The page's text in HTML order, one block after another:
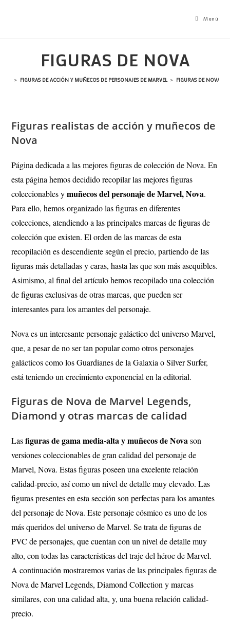
Menú
FIGURAS DE NOVA
> FIGURAS DE ACCIÓN Y MUÑECOS DE PERSONAJES DE MARVEL > FIGURAS DE NOVA
Figuras realistas de acción y muñecos de
Nova
Página dedicada a las mejores figuras de colección de Nova. En
esta página hemos decidido recopilar las mejores figuras
coleccionables ymuñecos del personaje de Marvel, Nova.
Para ello, hemos organizado las figuras en diferentes
colecciones, atendiendo a las principales marcas de figuras de
colección que existen. El orden de las marcas de esta
recopilación es descendiente según el precio, partiendo de las
figuras más detalladas y caras, hasta las que son más asequibles.
Asimismo, al final del artículo hemos recopilado una colección
de figuras exclusivas de otras marcas, que pueden ser
interesantes para los amantes del personaje.
Nova es un interesante personaje galáctico del universo Marvel,
que, a pesar de no ser tan popular como otros personajes
galácticos como los Guardianes de la Galaxia o Silver Surfer,
está teniendo un crecimiento exponencial en la editorial.
Figuras de Nova de Marvel Legends,
Diamond y otras marcas de calidad
Lasfiguras de gama media-alta y muñecos de Novason
versiones coleccionables de gran calidad del personaje de
Marvel, Nova. Estas figuras poseen una excelente relación
calidad-precio, así como un nivel de detalle muy elevado. Las
figuras presentes en esta sección son perfectas para los amantes
del personaje de Nova. Este personaje cósmico es uno de los
más queridos del universo de Marvel. Se trata de figuras de
PVC de personajes, que cuentan con un nivel de detalle muy
alto, con todas las características del traje del héroe de Marvel.
A continuación mostraremos varias de las principales figuras de
Novade Marvel Legends, Diamond Collection y marcas
similares, con una calidad alta, y, una buena relación calidad-
precio.